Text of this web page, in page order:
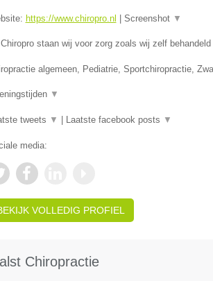
https://www.chiropro.nl Screenshot ▼
staan wij voor zorg zoals wij zelf
algemeen, Pediatrie, Sportchiropractie,
▼
tweets ▼ Laatste facebook posts ▼
media:
VOLLEDIG PROFIEL
Chiropractie